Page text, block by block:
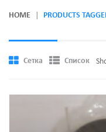
ГЛАВНАЯ
О КОМПАНИИ
HOME PRODUCTS
Сетка Список